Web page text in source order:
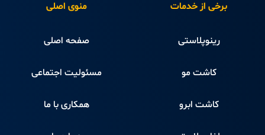
منوی اصلی
صفحه اصلی
مسئولیت اجتماعی
همکاری با ما
برخی از خدمات
رینوپلاستی
کاشت مو
کاشت ابرو